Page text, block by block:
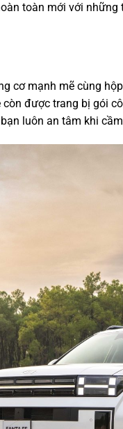
toàn mới với
cơ mạnh mẽ cùng
được trang bị gói
luôn an tâm khi cầm